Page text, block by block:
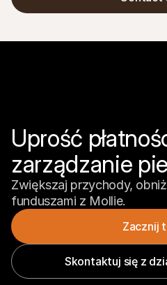
Uprość
zarządzanie
Zwiększaj przychody,
funduszami z Mollie.
Zacznij
Skontaktuj się z